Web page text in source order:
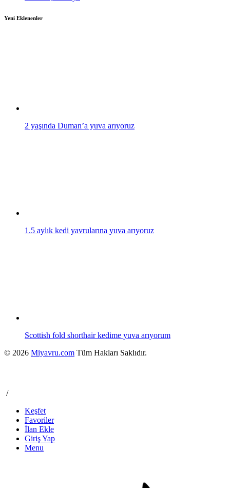
Yeni Eklenenler
2 yaşında Duman’a yuva arıyoruz
1.5 aylık kedi yavrularına yuva arıyoruz
Scottish fold shorthair kedime yuva arıyorum
© 2026 Miyavru.com Tüm Hakları Saklıdır.
/
Keşfet
Favoriler
İlan Ekle
Giriş Yap
Menu